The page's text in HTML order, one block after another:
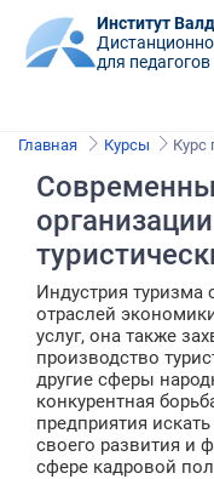
Институт
для педагогов
Главная Курсы Курс
Индустрия туризма
отраслей
услуг, она также
производство
другие сферы
конкурентная
предприятия
своего развития и
сфере кадровой